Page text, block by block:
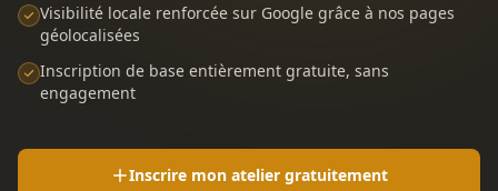
Visibilité locale renforcée sur Google grâce à nos pages
géolocalisées
Inscription de base entièrement gratuite, sans
engagement
Inscrire mon atelier gratuitement